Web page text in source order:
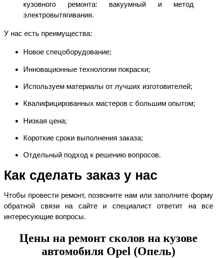
кузовного ремонта: вакуумный и метод
электровытягивания.
У нас есть преимущества:
Новое спецоборудование;
Инновационные технологии покраски;
Используем материалы от лучших изготовителей;
Квалифицированных мастеров с большим опытом;
Низкая цена;
Короткие сроки выполнения заказа;
Отдельный подход к решению вопросов.
Как сделать заказ у нас
Чтобы провести ремонт, позвоните нам или заполните форму
обратной связи на сайте и специалист ответит на все
интересующие вопросы.
Цены на ремонт сколов на кузове
автомобиля Opel (Опель)